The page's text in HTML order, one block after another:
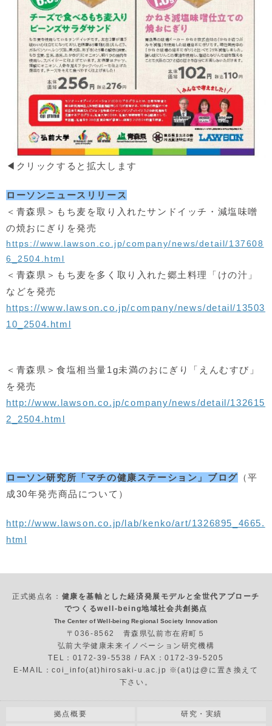
◀クリックすると拡大します
ローソンニュースリリース
＜青森県＞もち麦を取り入れたサンドイッチ・減塩味噌
の焼おにぎりを発売
https://www.lawson.co.jp/company/news/detail/137608
6_2504.html
＜青森県＞もち麦を多く取り入れた郷土料理「けの汁」
などを発売
https://www.lawson.co.jp/company/news/detail/13503
10_2504.html
＜青森県＞食塩相当量1g未満のおにぎり「えんむすび」
を発売
http://www.lawson.co.jp/company/news/detail/132615
2_2504.html
ローソン研究所「マチの健康ステーション」ブログ （平
成30年発売商品について）
http://www.lawson.co.jp/lab/kenko/art/1326895_4665.
html
正式拠点名： 健康を基軸とした経済発展モデルと全世代アプローチ
でつくるwell-being地域社会共創拠点
The Center of Well-being Regional Society Innovation
〒036-8562 青森県弘前市在府町５
弘前大学健康未来イノベーション研究機構
TEL：0172-39-5538 / FAX：0172-39-5205
E-MAIL：coi_info(at)hirosaki-u.ac.jp ※(at)は@に置き換えて
下さい。
拠点概要
研究・実績